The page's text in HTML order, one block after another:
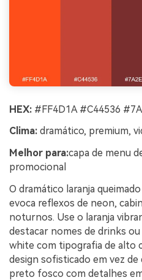
HEX: #FF4D1A #C44536
Clima: dramático, premium,
Melhor para:capa de menu
promocional
O dramático laranja
evoca reflexos de neon,
noturnos. Use o laranja
destacar nomes de drinks
white com tipografia de alto
design sofisticado em vez de
preto fosco com detalhes